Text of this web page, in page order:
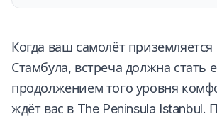
Когда ваш самолёт приземляется
Стамбула, встреча должна стать
продолжением того уровня
ждёт вас в The Peninsula Istanbul.